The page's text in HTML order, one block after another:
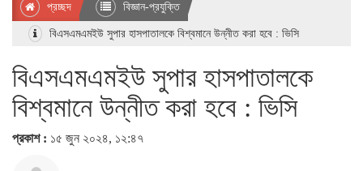
প্রচ্ছদ বিজ্ঞান-প্রযুক্তি
বিএসএমএমইউ সুপার হাসপাতালকে বিশ্বমানে উন্নীত করা হবে : ভিসি
বিএসএমএমইউ সুপার হাসপাতালকে
বিশ্বমানে উন্নীত করা হবে : ভিসি
প্রকাশ : ১৫ জুন ২০২৪, ১২:৪৭